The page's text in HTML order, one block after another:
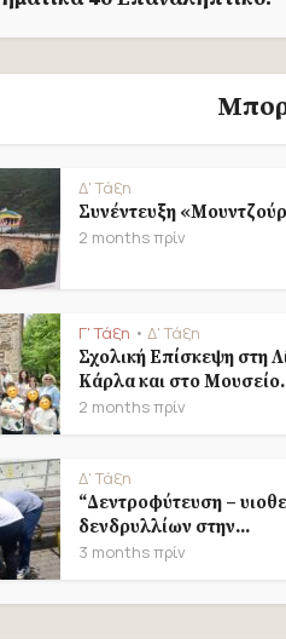
Δ' Τάξη
Συνέντευξη
2 months πρίν
Γ' Τάξη • Δ' Τάξη
Σχολική Επίσκεψη στη
Κάρλα και στο
2 months πρίν
Δ' Τάξη
“Δεντροφύτευση –
δενδρυλλίων στην...
3 months πρίν